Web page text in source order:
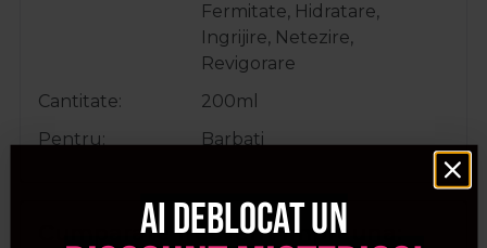
Fermitate, Hidratare,
Ingrijire, Netezire,
Revigorare
Cantitate
200ml
Pentru
Barbati
Cumparate frecvent impreuna:
Ai deblocat un